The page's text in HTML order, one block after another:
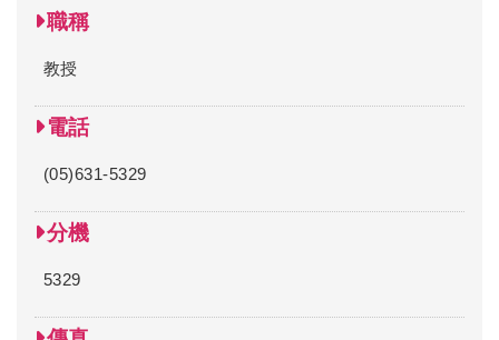
職稱
教授
電話
(05)631-5329
分機
5329